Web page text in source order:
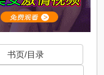
书页/目录